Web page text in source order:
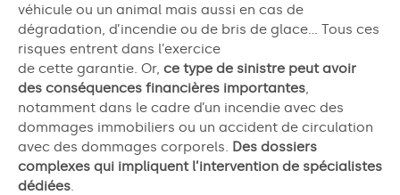
véhicule ou un animal mais aussi en cas de
dégradation, d’incendie ou de bris de glace… Tous ces
risques entrent dans l’exercice
de cette garantie. Or, ce type de sinistre peut avoir
des conséquences financières importantes,
notamment dans le cadre d’un incendie avec des
dommages immobiliers ou un accident de circulation
avec des dommages corporels. Des dossiers
complexes qui impliquent l’intervention de spécialistes
dédiées.